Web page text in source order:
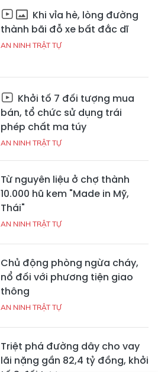
Khi vỉa hè, lòng đường
thành bãi đỗ xe bất đắc dĩ
AN NINH TRẬT TỰ
Khởi tố 7 đối tượng mua
bán, tổ chức sử dụng trái
phép chất ma túy
AN NINH TRẬT TỰ
Từ nguyên liệu ở chợ thành
10.000 hũ kem "Made in Mỹ,
Thái"
AN NINH TRẬT TỰ
Chủ động phòng ngừa cháy,
nổ đối với phương tiện giao
thông
AN NINH TRẬT TỰ
Triệt phá đường dây cho vay
lãi nặng gần 82,4 tỷ đồng, khởi